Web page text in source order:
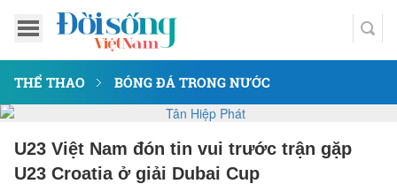
THỂ THAO BÓNG ĐÁ TRONG NƯỚC
U23 Việt Nam đón tin vui trước trận gặp
U23 Croatia ở giải Dubai Cup